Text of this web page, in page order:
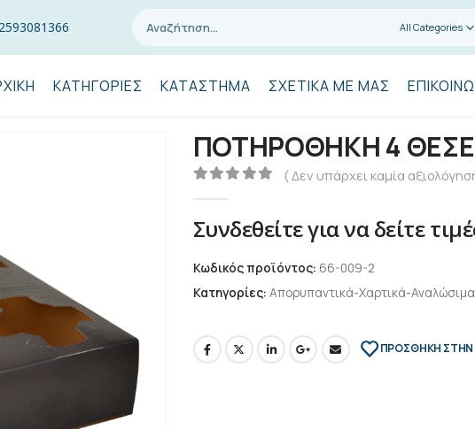
2593081366 All Categories
ΚΑΤΗΓΟΡΊΕΣ ΚΑΤΆΣΤΗΜΑ ΣΧΕΤΙΚΆ ΜΕ ΜΑΣ
ΠΟΤΗΡΟΘΗΚΗ 4
( Δεν υπάρχει καμία
Συνδεθείτε για να δείτε
Κωδικός προϊόντος: 66-009-2
Κατηγορίες: Απορυπαντικά-Χαρτικά-Αναλώσιμα
ΠΡΌΣΘΉΚΗ ΣΤΗΝ